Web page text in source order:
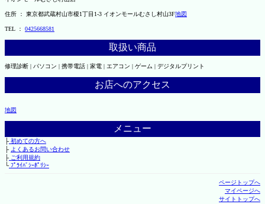
住所 ： 東京都武蔵村山市榎1丁目1-3 イオンモールむさし村山3F地図
TEL ： 0425668581
取扱い商品
修理診断 | パソコン | 携帯電話 | 家電 | エアコン | ゲーム | デジタルプリント
お店へのアクセス
地図
メニュー
├初めての方へ
├ よくあるお問い合わせ
├ご利用規約
└ﾌﾟﾗｲﾊﾞｼｰﾎﾟﾘｼｰ
ページトップへ
マイページへ
サイトトップへ